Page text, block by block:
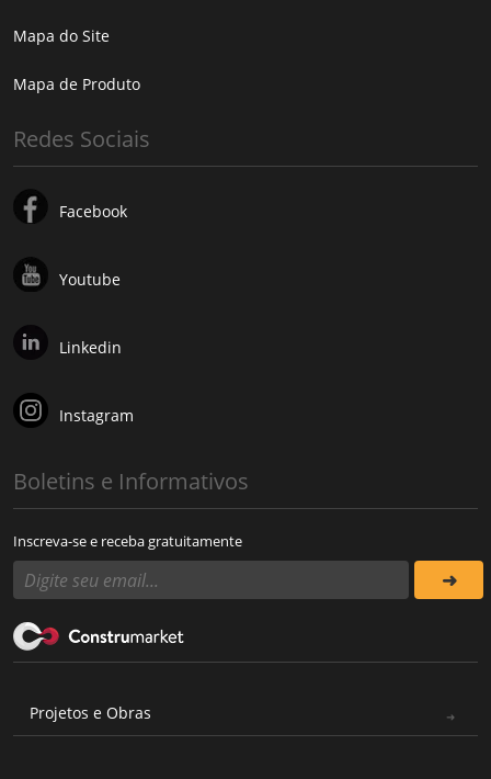
Mapa do Site
Mapa de Produto
Redes Sociais
Facebook
Youtube
Linkedin
Instagram
Boletins e Informativos
Inscreva-se e receba gratuitamente
Projetos e Obras